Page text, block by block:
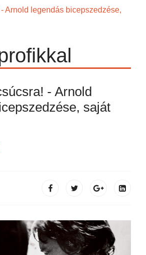
Arnold legendás bicepszedzése,
- Arnold
saját